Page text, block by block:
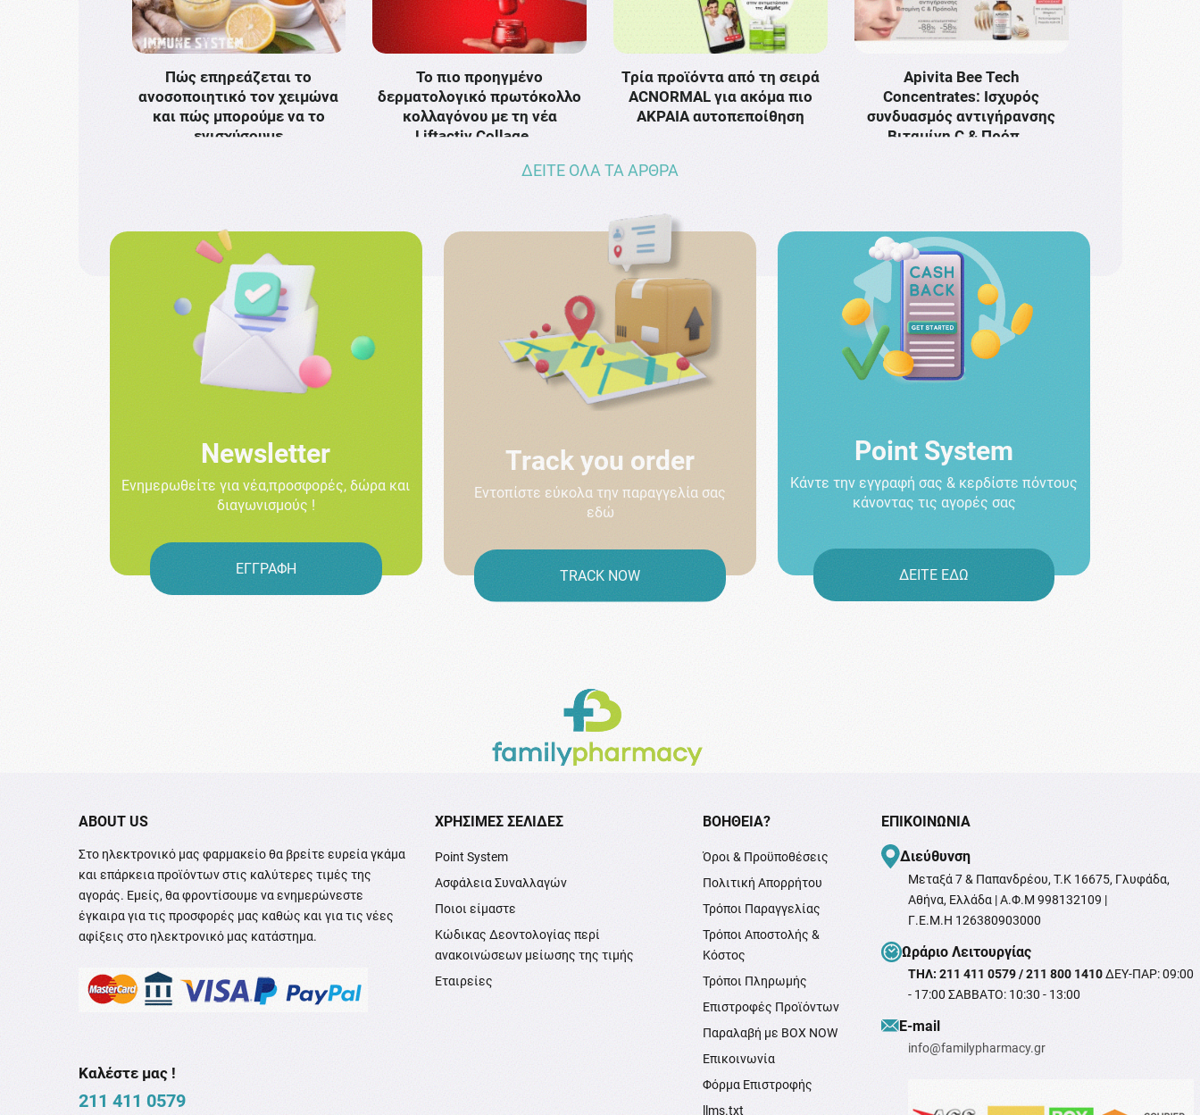
Πώς επηρεάζεται το
ανοσοποιητικό τον χειμώνα
και πώς μπορούμε να το
ενισχύσουμε
Το πιο προηγμένο
δερματολογικό πρωτόκολλο
κολλαγόνου με τη νέα
Liftactiv Collage …
Τρία προϊόντα από τη σειρά
ACNORMAL για ακόμα πιο
ΑΚΡΑΙΑ αυτοπεποίθηση
Apivita Bee Tech
Concentrates: Ισχυρός
συνδυασμός αντιγήρανσης
Bιταμίνη C & Πρόπ …
ΔΕΙΤΕ ΟΛΑ ΤΑ ΑΡΘΡΑ
Newsletter
Ενημερωθείτε για νέα,προσφορές, δώρα και
διαγωνισμούς !
ΕΓΓΡΑΦΗ
Track you order
Εντοπίστε εύκολα την παραγγελία σας
εδώ
TRACK NOW
Point System
Κάντε την εγγραφή σας & κερδίστε πόντους
κάνοντας τις αγορές σας
ΔΕΙΤΕ ΕΔΩ
ABOUT US
Στο ηλεκτρονικό μας φαρμακείο θα βρείτε ευρεία γκάμα
και επάρκεια προϊόντων στις καλύτερες τιμές της
αγοράς. Εμείς, θα φροντίσουμε να ενημερώνεστε
έγκαιρα για τις προσφορές μας καθώς και για τις νέες
αφίξεις στο ηλεκτρονικό μας κατάστημα.
Καλέστε μας !
211 411 0579
XΡΉΣΙΜΕΣ ΣΕΛΊΔΕΣ
Point System
Ασφάλεια Συναλλαγών
Ποιοι είμαστε
Κώδικας Δεοντολογίας περί
ανακοινώσεων μείωσης της τιμής
Εταιρείες
ΒΟΉΘΕΙΑ?
Όροι & Προϋποθέσεις
Πολιτική Απορρήτου
Τρόποι Παραγγελίας
Τρόποι Αποστολής &
Κόστος
Τρόποι Πληρωμής
Επιστροφές Προϊόντων
Παραλαβή με BOX NOW
Επικοινωνία
Φόρμα Επιστροφής
llms.txt
ΕΠΙΚΟΙΝΩΝΊΑ
Διεύθυνση
Μεταξά 7 & Παπανδρέου, T.K 16675, Γλυφάδα,
Αθήνα, Ελλάδα | Α.Φ.Μ 998132109 |
Γ.Ε.Μ.Η 126380903000
Ωράριο Λειτουργίας
ΤΗΛ: 211 411 0579 / 211 800 1410ΔΕΥ-ΠΑΡ: 09:00
- 17:00 ΣΑΒΒΑΤΟ: 10:30 - 13:00
Ε-mail
info@familypharmacy.gr